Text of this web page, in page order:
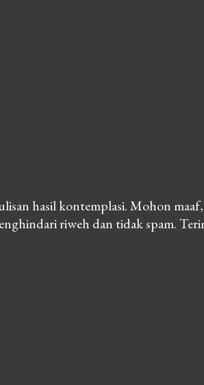
hasil kontemplasi. Mohon
riweh dan tidak spam.